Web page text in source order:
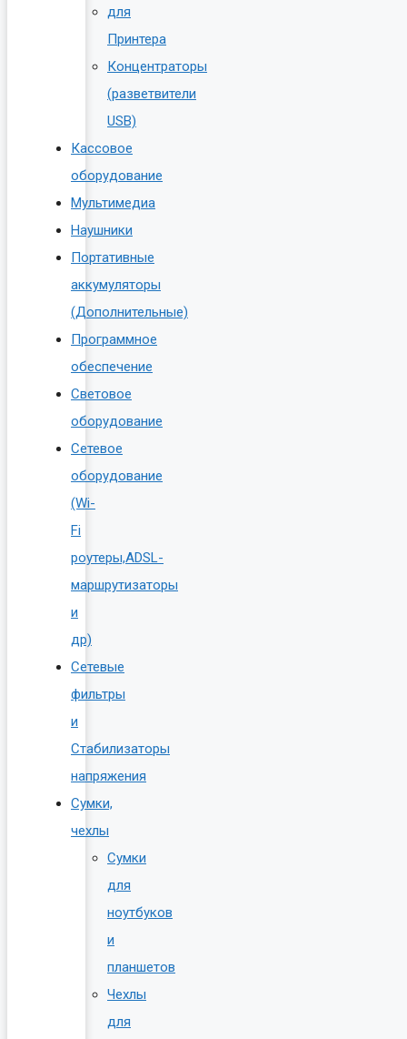
для
Принтера
Концентраторы
(разветвители
USB)
Кассовое
оборудование
Мультимедиа
Наушники
Портативные
аккумуляторы
(Дополнительные)
Программное
обеспечение
Световое
оборудование
Сетевое
оборудование
(Wi-
Fi
роутеры,ADSL-
маршрутизаторы
и
др)
Сетевые
фильтры
и
Стабилизаторы
напряжения
Сумки,
чехлы
Сумки
для
ноутбуков
и
планшетов
Чехлы
для